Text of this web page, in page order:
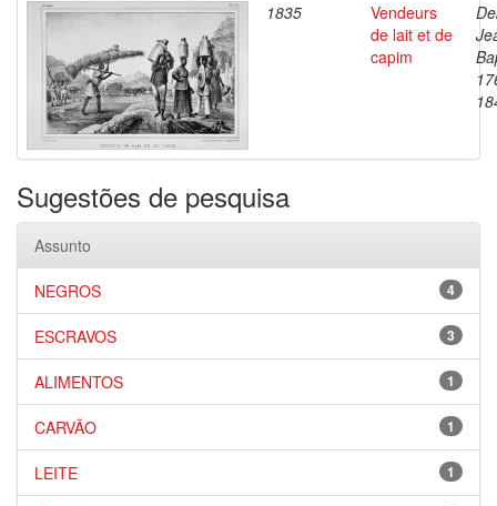
1835
Vendeurs
de lait et de
capim
Sugestões de pesquisa
Assunto
4
NEGROS
3
ESCRAVOS
1
ALIMENTOS
1
CARVÃO
1
LEITE